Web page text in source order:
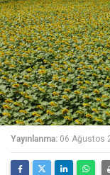
Yayınlanma: 06 Ağustos